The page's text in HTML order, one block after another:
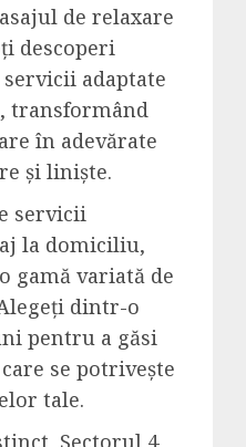
de relaxare
descoperi
adaptate
transformând
în adevărate
și liniște.
servicii
la domiciliu,
gamă variată de
dintr-o
pentru a găsi
se potrivește
tale.
Sectorul 4